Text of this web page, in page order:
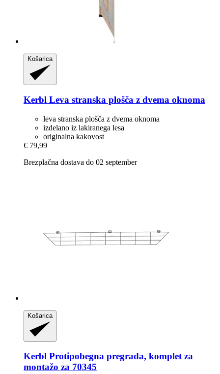
Košarica
Kerbl Leva stranska plošča z dvema oknoma
leva stranska plošča z dvema oknoma
izdelano iz lakiranega lesa
originalna kakovost
€ 79,99
Brezplačna dostava do 02 september
Košarica
Kerbl Protipobegna pregrada, komplet za
montažo za 70345